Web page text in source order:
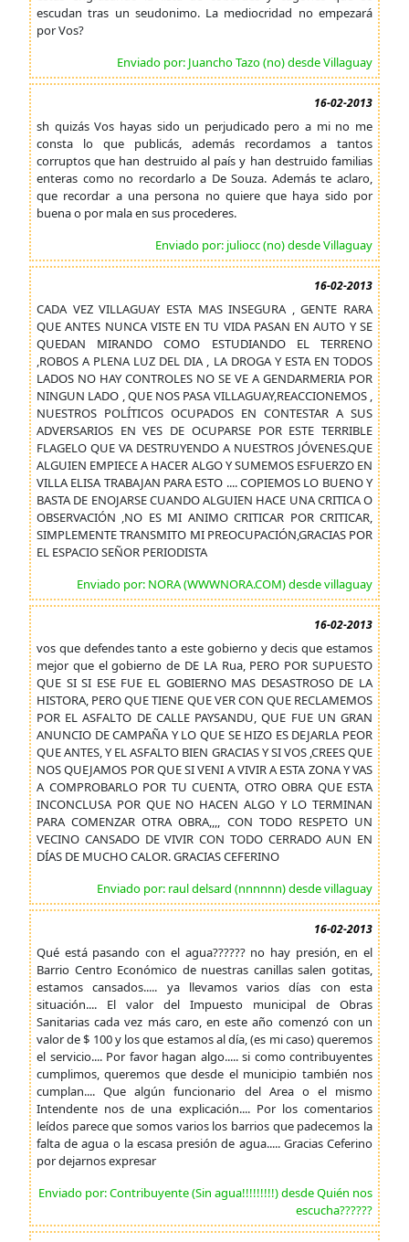
escudan tras un seudonimo. La mediocridad no empezará
por Vos?
Enviado por: Juancho Tazo (no) desde Villaguay
16-02-2013
sh quizás Vos hayas sido un perjudicado pero a mi no me
consta lo que publicás, además recordamos a tantos
corruptos que han destruido al país y han destruido familias
enteras como no recordarlo a De Souza. Además te aclaro,
que recordar a una persona no quiere que haya sido por
buena o por mala en sus procederes.
Enviado por: juliocc (no) desde Villaguay
16-02-2013
CADA VEZ VILLAGUAY ESTA MAS INSEGURA , GENTE RARA
QUE ANTES NUNCA VISTE EN TU VIDA PASAN EN AUTO Y SE
QUEDAN MIRANDO COMO ESTUDIANDO EL TERRENO
,ROBOS A PLENA LUZ DEL DIA , LA DROGA Y ESTA EN TODOS
LADOS NO HAY CONTROLES NO SE VE A GENDARMERIA POR
NINGUN LADO , QUE NOS PASA VILLAGUAY,REACCIONEMOS ,
NUESTROS POLÍTICOS OCUPADOS EN CONTESTAR A SUS
ADVERSARIOS EN VES DE OCUPARSE POR ESTE TERRIBLE
FLAGELO QUE VA DESTRUYENDO A NUESTROS JÓVENES.QUE
ALGUIEN EMPIECE A HACER ALGO Y SUMEMOS ESFUERZO EN
VILLA ELISA TRABAJAN PARA ESTO .... COPIEMOS LO BUENO Y
BASTA DE ENOJARSE CUANDO ALGUIEN HACE UNA CRITICA O
OBSERVACIÓN ,NO ES MI ANIMO CRITICAR POR CRITICAR,
SIMPLEMENTE TRANSMITO MI PREOCUPACIÓN,GRACIAS POR
EL ESPACIO SEÑOR PERIODISTA
Enviado por: NORA (WWWNORA.COM) desde villaguay
16-02-2013
vos que defendes tanto a este gobierno y decis que estamos
mejor que el gobierno de DE LA Rua, PERO POR SUPUESTO
QUE SI SI ESE FUE EL GOBIERNO MAS DESASTROSO DE LA
HISTORA, PERO QUE TIENE QUE VER CON QUE RECLAMEMOS
POR EL ASFALTO DE CALLE PAYSANDU, QUE FUE UN GRAN
ANUNCIO DE CAMPAÑA Y LO QUE SE HIZO ES DEJARLA PEOR
QUE ANTES, Y EL ASFALTO BIEN GRACIAS Y SI VOS ,CREES QUE
NOS QUEJAMOS POR QUE SI VENI A VIVIR A ESTA ZONA Y VAS
A COMPROBARLO POR TU CUENTA, OTRO OBRA QUE ESTA
INCONCLUSA POR QUE NO HACEN ALGO Y LO TERMINAN
PARA COMENZAR OTRA OBRA,,,, CON TODO RESPETO UN
VECINO CANSADO DE VIVIR CON TODO CERRADO AUN EN
DÍAS DE MUCHO CALOR. GRACIAS CEFERINO
Enviado por: raul delsard (nnnnnn) desde villaguay
16-02-2013
Qué está pasando con el agua?????? no hay presión, en el
Barrio Centro Económico de nuestras canillas salen gotitas,
estamos cansados..... ya llevamos varios días con esta
situación.... El valor del Impuesto municipal de Obras
Sanitarias cada vez más caro, en este año comenzó con un
valor de $ 100 y los que estamos al día, (es mi caso) queremos
el servicio.... Por favor hagan algo..... si como contribuyentes
cumplimos, queremos que desde el municipio también nos
cumplan.... Que algún funcionario del Area o el mismo
Intendente nos de una explicación.... Por los comentarios
leídos parece que somos varios los barrios que padecemos la
falta de agua o la escasa presión de agua..... Gracias Ceferino
por dejarnos expresar
Enviado por: Contribuyente (Sin agua!!!!!!!!!) desde Quién nos
escucha??????